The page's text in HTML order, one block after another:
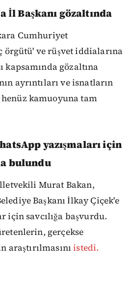
İl Başkanı gözaltında
Cumhuriyet
örgütü' ve rüşvet iddialarına
gözaltına
ayrıntıları ve isnatların
kamuoyuna tam
yazışmaları için
bulundu
Murat Bakan,
Başkanı İlkay Çiçek'e
için savcılığa başvurdu.
gerçekse
araştırılmasınıistedi.